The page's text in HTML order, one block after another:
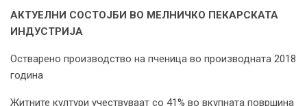
АКТУЕЛНИ СОСТОЈБИ ВО МЕЛНИЧКО ПЕКАРСКАТА
ИНДУСТРИЈА
Остварено производство на пченица во производната 2018
година
Житните култури учествуваат со 41% во вкупната површина